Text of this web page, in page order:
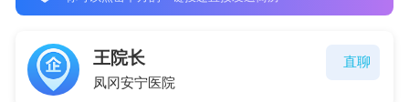
王院长
凤冈安宁医院
直聊